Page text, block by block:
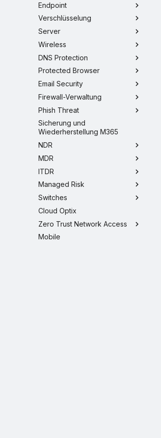
Endpoint
Verschlüsselung
Server
Wireless
DNS Protection
Protected Browser
Email Security
Firewall-Verwaltung
Phish Threat
Sicherung und
Wiederherstellung M365
NDR
MDR
ITDR
Managed Risk
Switches
Cloud Optix
Zero Trust Network Access
Mobile